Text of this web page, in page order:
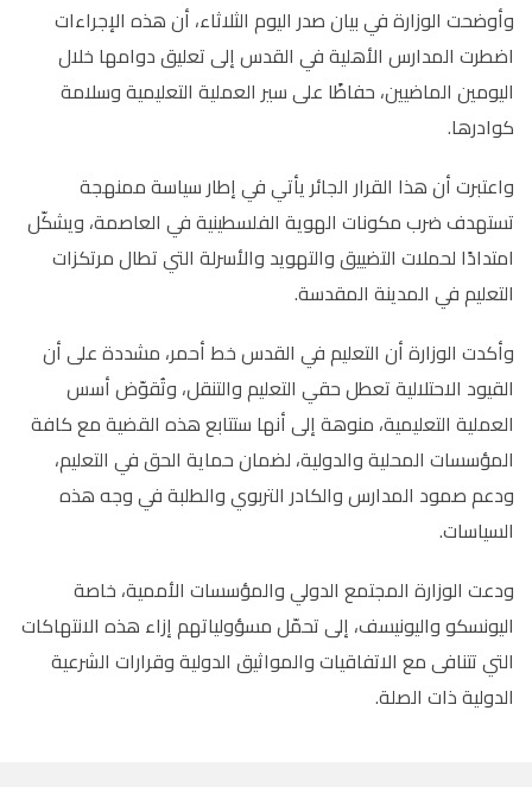
وأوضحت الوزارة في بيان صدر اليوم الثلاثاء، أن هذه الإجراءات
اضطرت المدارس الأهلية في القدس إلى تعليق دوامها خلال
اليومين الماضيين، حفاظًا على سير العملية التعليمية وسلامة
كوادرها.
واعتبرت أن هذا القرار الجائر يأتي في إطار سياسة ممنهجة
تستهدف ضرب مكونات الهوية الفلسطينية في العاصمة، ويشكّل
امتدادًا لحملات التضييق والتهويد والأسرلة التي تطال مرتكزات
التعليم في المدينة المقدسة.
وأكدت الوزارة أن التعليم في القدس خط أحمر، مشددة على أن
القيود الاحتلالية تعطل حقي التعليم والتنقل، وتُقوّض أسس
العملية التعليمية، منوهة إلى أنها ستتابع هذه القضية مع كافة
المؤسسات المحلية والدولية، لضمان حماية الحق في التعليم،
ودعم صمود المدارس والكادر التربوي والطلبة في وجه هذه
السياسات.
ودعت الوزارة المجتمع الدولي والمؤسسات الأممية، خاصة
اليونسكو واليونيسف، إلى تحمّل مسؤولياتهم إزاء هذه الانتهاكات
التي تتنافى مع الاتفاقيات والمواثيق الدولية وقرارات الشرعية
الدولية ذات الصلة.